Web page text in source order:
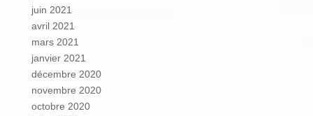
juin 2021
avril 2021
mars 2021
janvier 2021
décembre 2020
novembre 2020
octobre 2020